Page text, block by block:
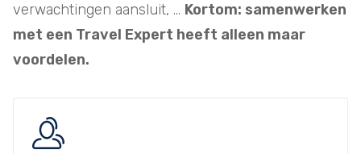
verwachtingen aansluit, ... Kortom: samenwerken
met een Travel Expert heeft alleen maar
voordelen.